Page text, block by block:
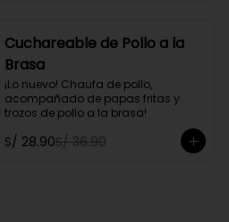
Cuchareable de Pollo a la
Brasa
¡Lo nuevo! Chaufa de pollo,
acompañado de papas fritas y
trozos de pollo a la brasa!
S/ 28.90S/ 36.90